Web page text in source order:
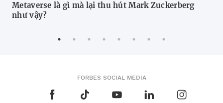
Metaverse là gì mà lại thu hút Mark Zuckerberg
như vậy?
FORBES SOCIAL MEDIA